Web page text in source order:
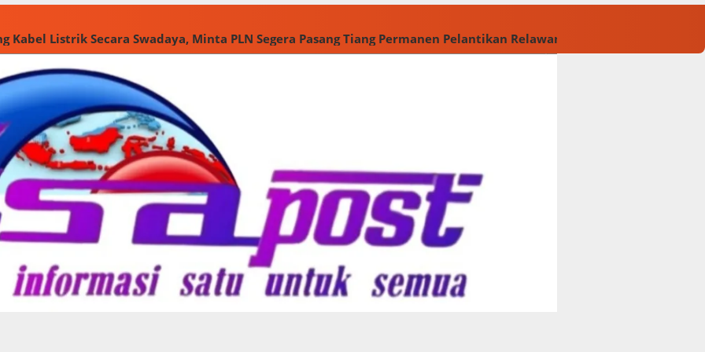
Kabel Listrik Secara Swadaya, Minta PLN Segera Pasang Tiang Permanen Pelantikan Relawan M. Rasyid Rajasa dan